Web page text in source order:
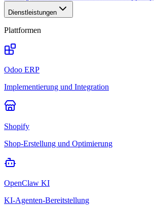
Dienstleistungen
Plattformen
Odoo ERP
Implementierung und Integration
Shopify
Shop-Erstellung und Optimierung
OpenClaw KI
KI-Agenten-Bereitstellung